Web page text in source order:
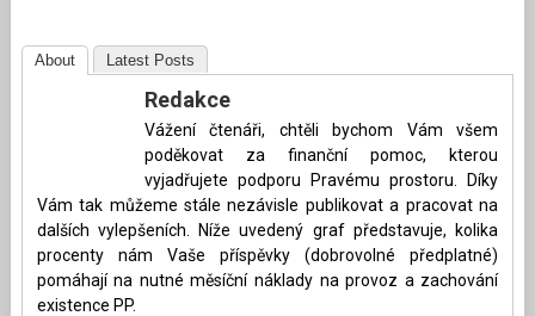
About Latest Posts
Redakce
Vážení čtenáři, chtěli bychom Vám všem
poděkovat za finanční pomoc, kterou
vyjadřujete podporu Pravému prostoru. Díky
Vám tak můžeme stále nezávisle publikovat a pracovat na
dalších vylepšeních. Níže uvedený graf představuje, kolika
procenty nám Vaše příspěvky (dobrovolné předplatné)
pomáhají na nutné měsíční náklady na provoz a zachování
existence PP.